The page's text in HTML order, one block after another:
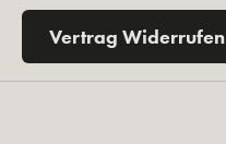
Vertrag Widerrufen